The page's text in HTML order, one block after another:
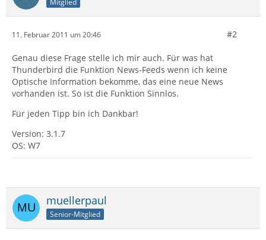
11. Februar 2011 um 20:46 #2
Genau diese Frage stelle ich mir auch. Für was hat
Thunderbird die Funktion News-Feeds wenn ich keine
Optische Information bekomme, das eine neue News
vorhanden ist. So ist die Funktion Sinnlos.
Für jeden Tipp bin ich Dankbar!
Version: 3.1.7
OS: W7
muellerpaul
Senior-Mitglied